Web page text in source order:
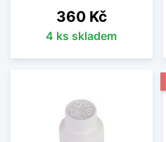
Cena
360 Kč
4 ks skladem